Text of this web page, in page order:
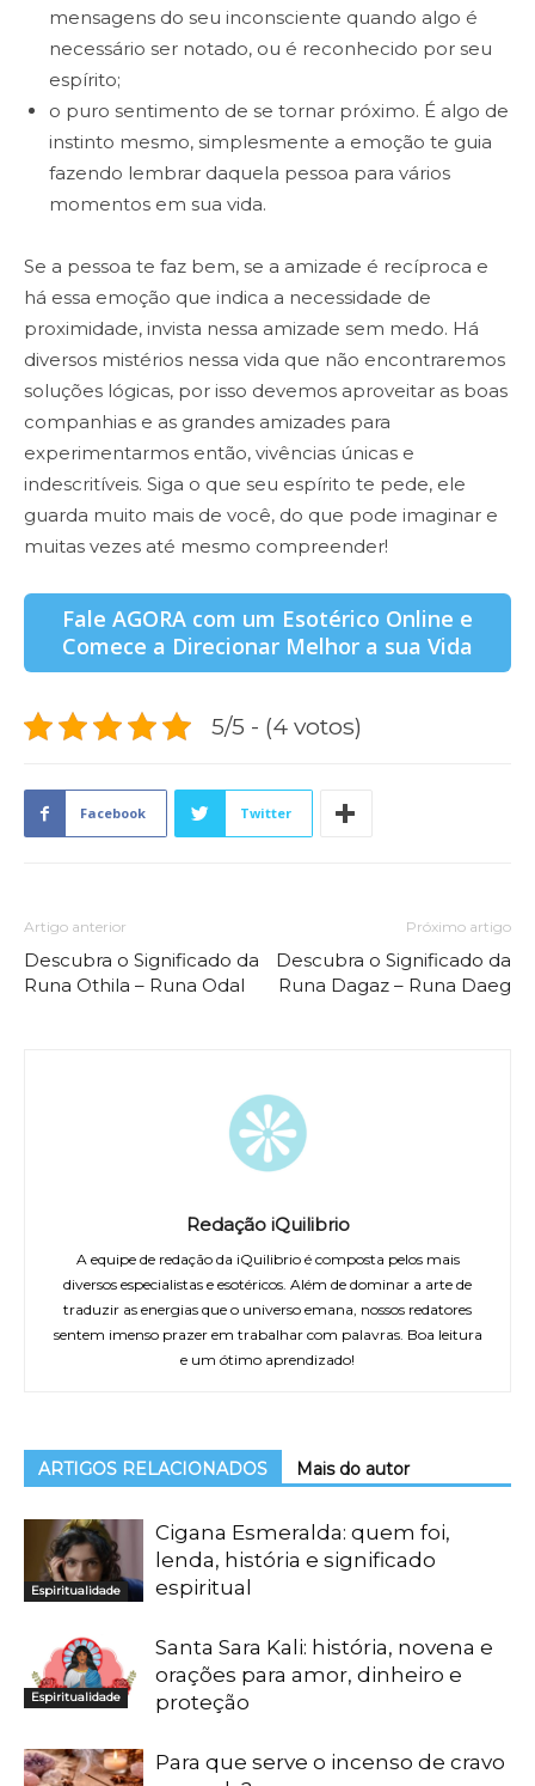
mensagens do seu inconsciente quando algo é
necessário ser notado, ou é reconhecido por seu
espírito;
o puro sentimento de se tornar próximo. É algo de
instinto mesmo, simplesmente a emoção te guia
fazendo lembrar daquela pessoa para vários
momentos em sua vida.
Se a pessoa te faz bem, se a amizade é recíproca e
há essa emoção que indica a necessidade de
proximidade, invista nessa amizade sem medo. Há
diversos mistérios nessa vida que não encontraremos
soluções lógicas, por isso devemos aproveitar as boas
companhias e as grandes amizades para
experimentarmos então, vivências únicas e
indescritíveis. Siga o que seu espírito te pede, ele
guarda muito mais de você, do que pode imaginar e
muitas vezes até mesmo compreender!
Fale AGORA com um Esotérico Online e
Comece a Direcionar Melhor a sua Vida
5/5 - (4 votos)
Facebook Twitter
Artigo anterior
Descubra o Significado da
Runa Othila – Runa Odal
Próximo artigo
Descubra o Significado da
Runa Dagaz – Runa Daeg
Redação iQuilibrio
A equipe de redação da iQuilibrio é composta pelos mais
diversos especialistas e esotéricos. Além de dominar a arte de
traduzir as energias que o universo emana, nossos redatores
sentem imenso prazer em trabalhar com palavras. Boa leitura
e um ótimo aprendizado!
ARTIGOS RELACIONADOS Mais do autor
Espiritualidade
Cigana Esmeralda: quem foi,
lenda, história e significado
espiritual
Espiritualidade
Santa Sara Kali: história, novena e
orações para amor, dinheiro e
proteção
Para que serve o incenso de cravo